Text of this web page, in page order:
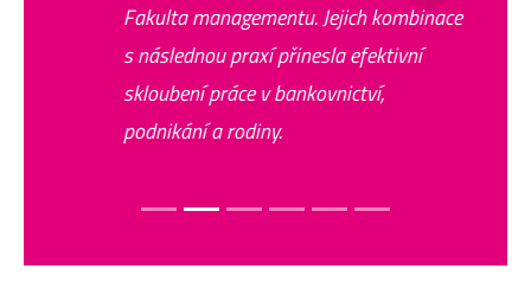
Fakulta managementu. Jejich kombinace
s následnou praxí přinesla efektivní
skloubení práce v bankovnictví,
podnikání a rodiny.